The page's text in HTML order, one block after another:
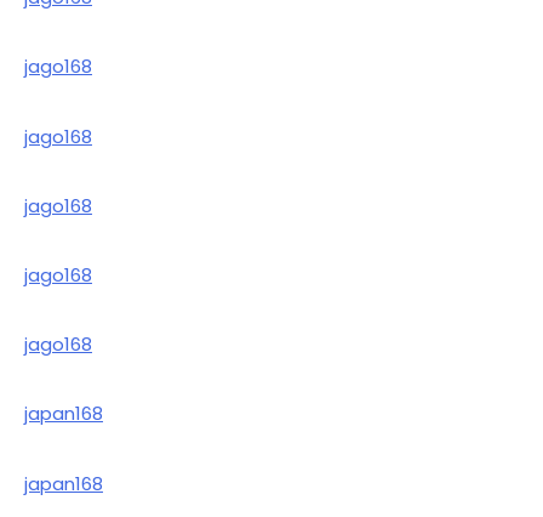
jago168
jago168
jago168
jago168
jago168
japan168
japan168